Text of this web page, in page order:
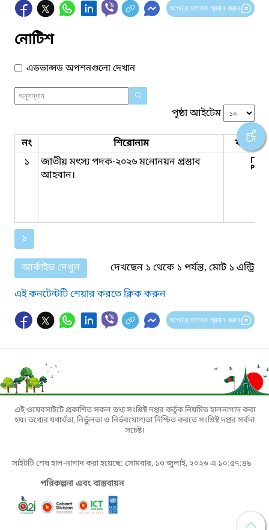
আপনার মতামত প্রদান করুন
নোটিশ
এডভান্সড অপশনগুলো দেখান
পৃষ্ঠা আইটেম
নং শিরোনাম
ফাইল
১
জাতীয় মৎস্য পদক-২০২৬ মনোনয়ন প্রস্তাব
আহবান।
১
আর্কাইভ দেখুন
দেখছেন ১ থেকে ১ পর্যন্ত, মোট ১ এন্ট্রি
এই কনটেন্টটি শেয়ার করতে ক্লিক করুন
আপনার মতামত প্রদান করুন
এই ওয়েবসাইটে প্রকাশিত সকল তথ্য সংশ্লিষ্ট দপ্তর কর্তৃক নিয়মিত হালনাগাদ করা
হয়। তথ্যের যথার্থতা, নির্ভুলতা ও নির্ভরযোগ্যতা নিশ্চিত করতে সংশ্লিষ্ট দপ্তর সর্বদা
সচেষ্ট।
সাইটটি শেষ হাল-নাগাদ করা হয়েছে: সোমবার, ১৩ জুলাই, ২০২৬ এ ১০:৫৭:৪৯
পরিকল্পনা এবং বাস্তবায়ন